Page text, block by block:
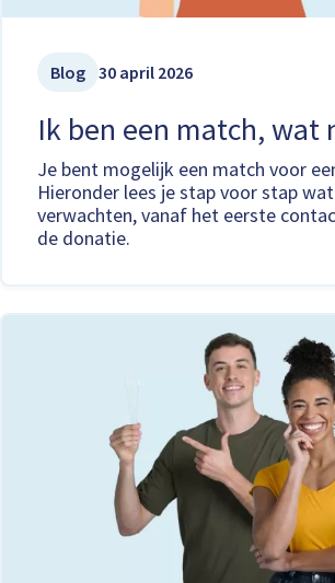
Blog 30 april 2026
Ik ben een match, wat
Je bent mogelijk een match voor
Hieronder lees je stap voor stap
verwachten, vanaf het eerste
de donatie.